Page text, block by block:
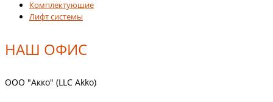
Комплектующие
Лифт системы
НАШ ОФИС
ООО "Акко" (LLC Akko)